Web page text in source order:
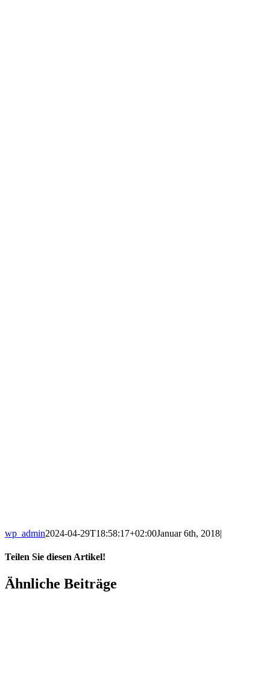
wp_admin2024-04-29T18:58:17+02:00Januar 6th, 2018|
Teilen Sie diesen Artikel!
Ähnliche Beiträge